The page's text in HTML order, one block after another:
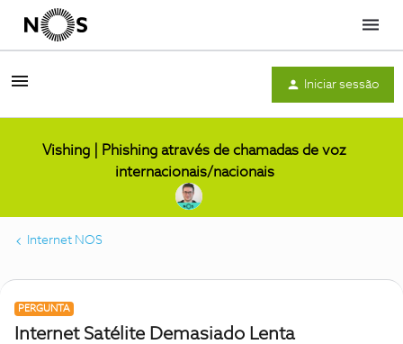
Menu
Iniciar sessão
Vishing | Phishing através de chamadas de voz
internacionais/nacionais
Internet NOS
PERGUNTA
Internet Satélite Demasiado Lenta